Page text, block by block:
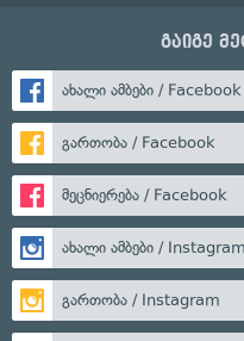
გაიგე
ახალი ამბები / Facebook
გართობა / Facebook
მეცნიერება / Facebook
ახალი ამბები / Instagram
გართობა / Instagram